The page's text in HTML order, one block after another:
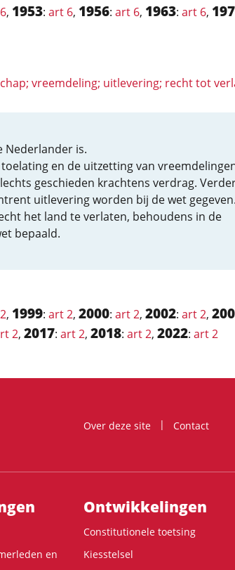
, 1953: art 6, 1956: art 6, 1963: art 6,
vreemdeling; uitlevering; recht tot
Nederlander is.
en de uitzetting van
geschieden krachtens verdrag.
uitlevering worden bij de wet
het land te verlaten, behoudens in de
bepaald.
, 1999: art 2, 2000: art 2, 2002: art 2,
2, 2017: art 2, 2018: art 2, 2022: art 2
Over deze site Contact
en
Ontwikke­lingen
Constitutionele toetsing
Kiesstelsel